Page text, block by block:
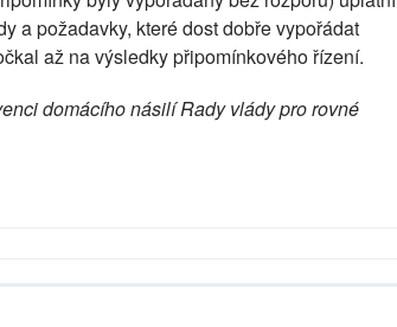
a požadavky, které dost dobře vypořádat
až na výsledky připomínkového řízení.
domácího násilí Rady vlády pro rovné